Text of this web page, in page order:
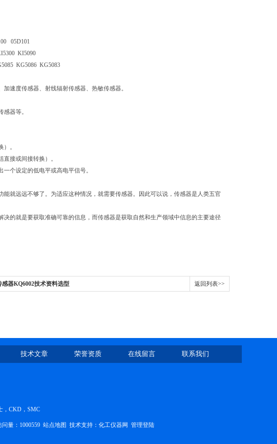
05D101
KI5090
KG5086 KG5083
速度传感器、射线辐射传感器、热敏传感器。
器等。
。
接或间接转换）。
个设定的低电平或高电平信号。
就远远不够了。为适应这种情况，就需要传感器。因此可以说，传感器是人类五官
的就是要获取准确可靠的信息，而传感器是获取自然和生产领域中信息的主要途径
器KQ6002技术资料选型 返回列表>>
技术文章 荣誉资质 在线留言 联系我们
，CKD，SMC
问量：1000559 站点地图 技术支持： 化工仪器网 管理登陆